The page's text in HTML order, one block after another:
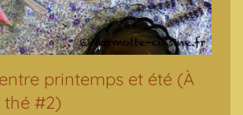
printemps et été (À
thé #2)